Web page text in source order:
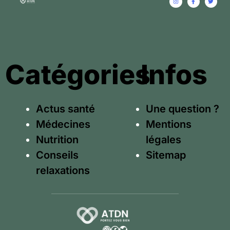
Catégories
Actus santé
Médecines
Nutrition
Conseils
relaxations
Infos
Une question ?
Mentions
légales
Sitemap